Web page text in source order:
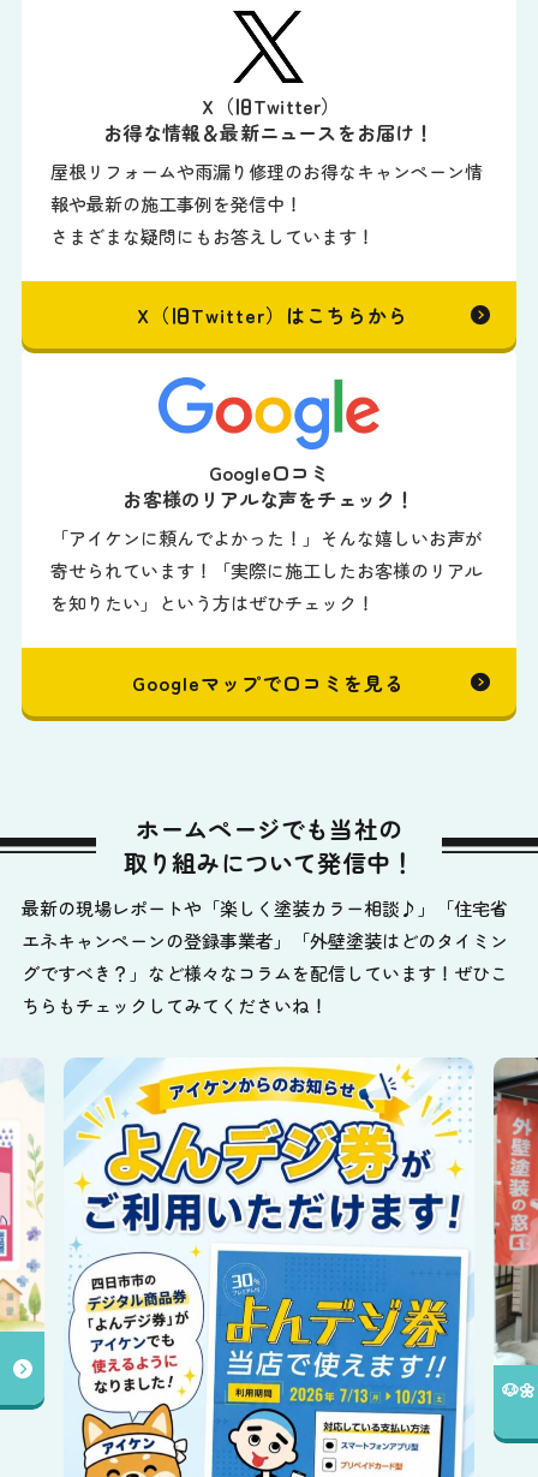
X（旧Twitter）
お得な情報＆最新ニュースをお届け！
屋根リフォームや雨漏り修理のお得なキャンペーン情
報や最新の施工事例を発信中！
さまざまな疑問にもお答えしています！
X（旧Twitter）はこちらから
Google口コミ
お客様のリアルな声をチェック！
「アイケンに頼んでよかった！」そんな嬉しいお声が
寄せられています！「実際に施工したお客様のリアル
を知りたい」という方はぜひチェック！
Googleマップで口コミを見る
ホームページでも当社の
取り組みについて発信中！
最新の現場レポートや「楽しく塗装カラー相談♪」「住宅省
エネキャンペーンの登録事業者」「外壁塗装はどのタイミン
グですべき？」など様々なコラムを配信しています！ぜひこ
ちらもチェックしてみてくださいね！
🐶🌼アイケンの店舗をご紹介します😊✨️
送